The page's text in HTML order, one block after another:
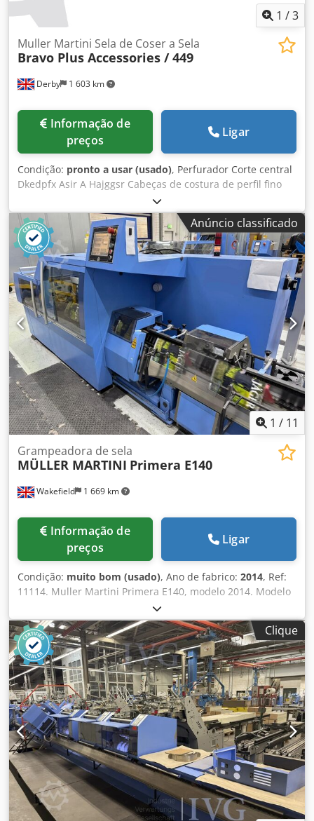
1 /3
Derby 1 603 km
Muller Martini Sela de Coser a Sela
Bravo Plus Accessories / 449
preços
Ligar
Condição: pronto a usar (usado), Perfurador Corte central
Dkedpfx Asir A Hajggsr Cabeças de costura de perfil fino
Anúncio classificado
1 / 11
Wakefield 1 669 km
Grampeadora de sela
MÜLLER MARTINI Primera E140
preços
Ligar
Condição: muito bom (usado), Ano de fabrico: 2014, Ref:
11114. Muller Martini Primera E140, modelo 2014. Modelo
mais recente, topo de gama, máquina de costura de
brochuras M.M. com tempos de ajuste rápidos e ampla
gama de formatos. O modelo 'E' possui o sistema completo
'AMRYS' (Sistema Automático de Preparação). Os
alimentadores, a máquina de costura, a máquina de corte
e a empilhadeira são ajustados de forma rápida e
automática para o formato de livro desejado. Composto
por: Trilho e corrente com 7 estações em bases universais
6 alimentadores de fluxo 3738 6 alimentadores de
carregamento superior 0379 com câmaras ASIR III
Alimentador de capas 0507 com controlo de
movimento/cópia Controlo Semko & Ellex Unidade de
costura Primera E140 2 cabeças de costura padrão HK75 2
cabeças de costura com ilhós HK75 0408 máquina de corte
com três lâminas e corte central Empilhadeira
Clique